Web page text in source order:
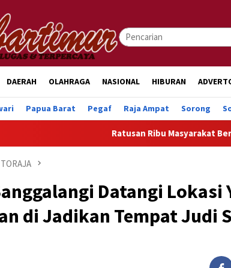
DAERAH OLAHRAGA NASIONAL HIBURAN
Papua Barat Pegaf Raja Ampat Sorong
Ratusan Ribu Masyarakat Berpartisipasi dalam
Datangi Lokasi
di Jadikan Tempat Judi